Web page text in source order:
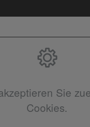
Sie
Cookies.